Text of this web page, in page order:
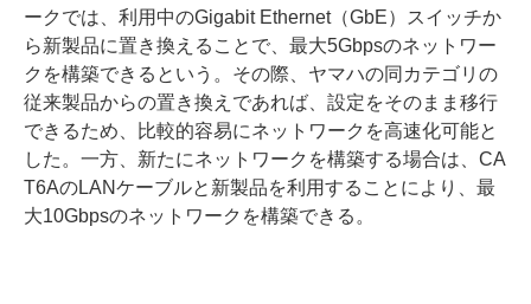
ークでは、利用中のGigabit Ethernet（GbE）スイッチか
ら新製品に置き換えることで、最大5Gbpsのネットワー
クを構築できるという。その際、ヤマハの同カテゴリの
従来製品からの置き換えであれば、設定をそのまま移行
できるため、比較的容易にネットワークを高速化可能と
した。一方、新たにネットワークを構築する場合は、CA
T6AのLANケーブルと新製品を利用することにより、最
大10Gbpsのネットワークを構築できる。